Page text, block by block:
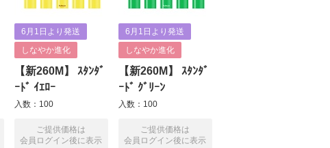
6月1日より発送
しなやか進化
【新260M】 ｽﾀﾝﾀﾞ
ｰﾄﾞ ｲｴﾛｰ
入数：100
ご提供価格は
会員ログイン後に表示
6月1日より発送
しなやか進化
【新260M】 ｽﾀﾝﾀﾞ
ｰﾄﾞ ｸﾞﾘｰﾝ
入数：100
ご提供価格は
会員ログイン後に表示